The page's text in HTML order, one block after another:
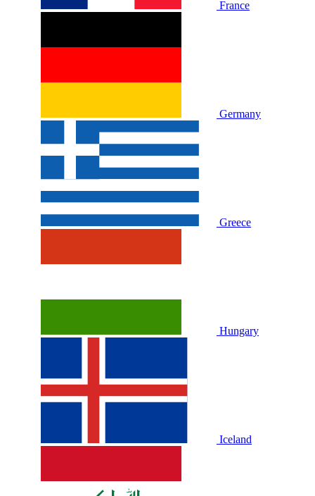
France
Germany
Greece
Hungary
Iceland